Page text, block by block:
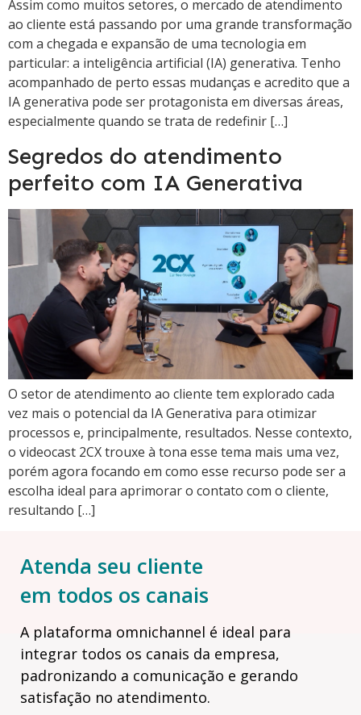
Assim como muitos setores, o mercado de atendimento
ao cliente está passando por uma grande transformação
com a chegada e expansão de uma tecnologia em
particular: a inteligência artificial (IA) generativa. Tenho
acompanhado de perto essas mudanças e acredito que a
IA generativa pode ser protagonista em diversas áreas,
especialmente quando se trata de redefinir […]
Segredos do atendimento
perfeito com IA Generativa
O setor de atendimento ao cliente tem explorado cada
vez mais o potencial da IA Generativa para otimizar
processos e, principalmente, resultados. Nesse contexto,
o videocast 2CX trouxe à tona esse tema mais uma vez,
porém agora focando em como esse recurso pode ser a
escolha ideal para aprimorar o contato com o cliente,
resultando […]
Atenda seu cliente
em todos os canais
A plataforma omnichannel é ideal para
integrar todos os canais da empresa,
padronizando a comunicação e gerando
satisfação no atendimento.